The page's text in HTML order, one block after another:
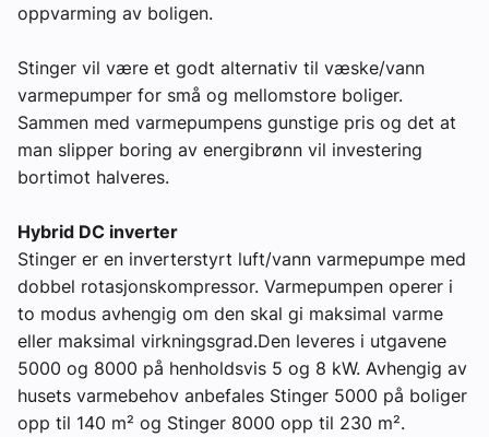
oppvarming av boligen.
Stinger vil være et godt alternativ til væske/vann
varmepumper for små og mellomstore boliger.
Sammen med varmepumpens gunstige pris og det at
man slipper boring av energibrønn vil investering
bortimot halveres.
Hybrid DC inverter
Stinger er en inverterstyrt luft/vann varmepumpe med
dobbel rotasjonskompressor. Varmepumpen operer i
to modus avhengig om den skal gi maksimal varme
eller maksimal virkningsgrad.Den leveres i utgavene
5000 og 8000 på henholdsvis 5 og 8 kW. Avhengig av
husets varmebehov anbefales Stinger 5000 på boliger
opp til 140 m² og Stinger 8000 opp til 230 m².